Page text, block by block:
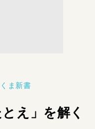
ま新書
え」を解く